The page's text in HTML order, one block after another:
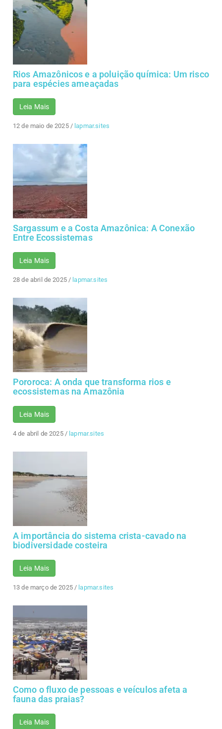
Rios Amazônicos e a poluição química: Um risco
para espécies ameaçadas
Leia Mais
12 de maio de 2025/ lapmar.sites
Sargassum e a Costa Amazônica: A Conexão
Entre Ecossistemas
Leia Mais
28 de abril de 2025/ lapmar.sites
Pororoca: A onda que transforma rios e
ecossistemas na Amazônia
Leia Mais
4 de abril de 2025/ lapmar.sites
A importância do sistema crista-cavado na
biodiversidade costeira
Leia Mais
13 de março de 2025/ lapmar.sites
Como o fluxo de pessoas e veículos afeta a
fauna das praias?
Leia Mais